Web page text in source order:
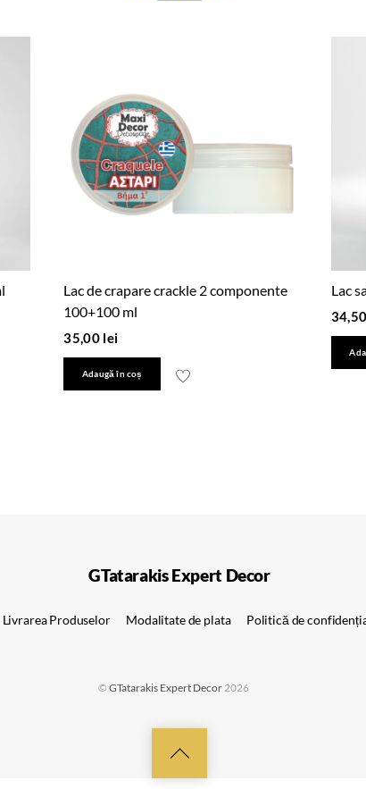
Lac de crapare crackle 2 componente
100+100 ml
35,00 lei
Adaugă în coș
Lac
34,50
GTatarakis Expert Decor
Livrarea Produselor Modalitate de plata Politică de
Back
©GTatarakis Expert Decor2026